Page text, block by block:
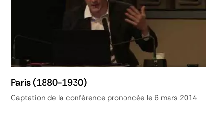
Paris (1880-1930)
Captation de la conférence prononcée le 6 mars 2014